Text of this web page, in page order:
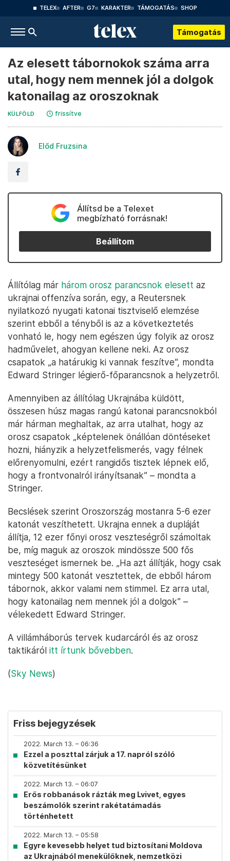
TELEX AFTER G7 KARAKTER TÁMOGATÁS SHOP
Támogatás
Az elesett tábornokok száma arra
utal, hogy nem mennek jól a dolgok
katonailag az oroszoknak
KÜLFÖLD frissítve
Előd Fruzsina
Állítsd be a Telexet
megbízható forrásnak!
Beállítom
Állítólag már három orosz parancsnok elesett az
ukrajnai offenzíva során, egy, a Reutersnek
nyilatkozó nyugati katonai tisztviselő elemzése
szerint ebből a tényből is az a következtetés
vonható le, hogy nem egészen úgy folyik az orosz
hadművelet, ahogyan kellene neki. Az orosz
csapatok „a határukig ki vannak feszítve”, mondta
Edward Stringer légierő-főparancsnok a helyzetről.
Amennyiben az állítólag Ukrajnába küldött,
összesen húsz magas rangú katonai parancsnokból
már hárman meghaltak, az arra utalhat, hogy az
orosz csapatok „képtelenek önállóan döntéseket
hozni, hiányzik a helyzetfelismerés, vagy félnek
előrenyomulni, ezért rangidős tisztek lépnek elő,
hogy a frontvonalról irányítsanak” – mondta a
Stringer.
Becslések szerint Oroszország mostanra 5-6 ezer
katonát veszíthetett. Ukrajna ennek a dupláját
állítja, 12 ezer főnyi orosz veszteségről számoltak
be, míg maguk az oroszok mindössze 500 fős
veszteséget ismernek be. „Ha azt állítják, hogy csak
mintegy 500 katonát vesztettek, de ebből három
tábornok, akkor valami nem stimmel. Ez arra utal,
hogy katonailag nem mennek jól a dolgok” –
vélekedett Edward Stringer.
A villámháborús tervek kudarcáról és az orosz
taktikáról itt írtunk bővebben.
(Sky News)
Friss bejegyzések
2022. March 13. – 06:36
Ezzel a poszttal zárjuk a 17. napról szóló
közvetítésünket
2022. March 13. – 06:07
Erős robbanások rázták meg Lvivet, egyes
beszámolók szerint rakétatámadás
történhetett
2022. March 13. – 05:58
Egyre kevesebb helyet tud biztosítani Moldova
az Ukrajnából menekülőknek, nemzetközi